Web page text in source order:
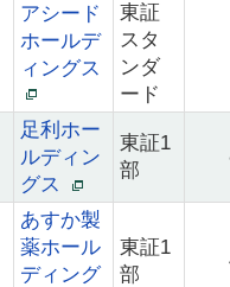
アシード
ホールデ
ィングス
東証
スタ
ンダ
ード
足利ホー
ルディン
グス
東証1
部
あすか製
薬ホール
ディング
東証1
部